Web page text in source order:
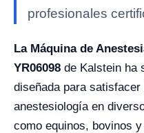
profesionales
La Máquina de
YR06098 de Kalstein ha
diseñada para
anestesiología en
como equinos, bovinos